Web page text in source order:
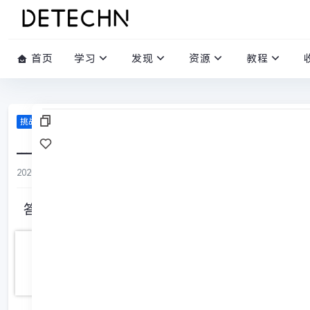
首页 学习 发现 资源 教程
挑战答题库
____________，出入之迂也。（《愚公移山》列子）
2020-02-29
答案: